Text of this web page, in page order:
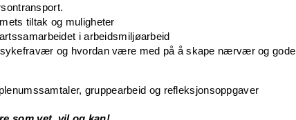
tiltak og muligheter
i arbeidsmiljøarbeid
og hvordan være med på å skape nærvær og gode
gruppearbeid og refleksjonsoppgaver